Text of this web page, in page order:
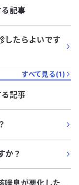
る記事
したらよいです
すべて見る(1)
る記事
か？
喘息が悪化した